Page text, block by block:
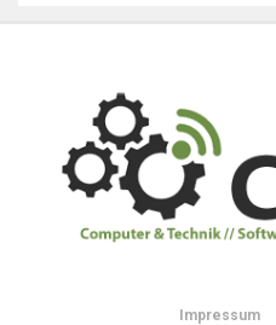
Impressum